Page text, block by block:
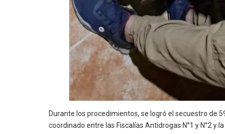
Durante los procedimientos, se logró el secuestro de
coordinado entre las Fiscalías Antidrogas N°1 y N°2 y